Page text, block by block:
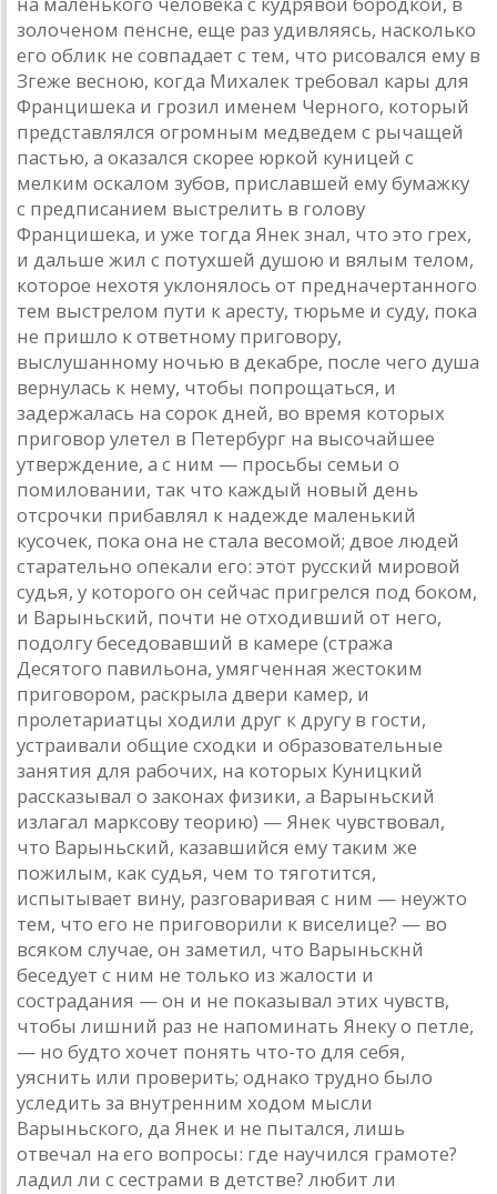
золоченом пенсне, еще раз удивляясь, насколько
его облик не совпадает с тем, что рисовался ему в
Згеже весною, когда Михалек требовал кары для
Францишека и грозил именем Черного, который
представлялся огромным медведем с рычащей
пастью, а оказался скорее юркой куницей с
мелким оскалом зубов, приславшей ему бумажку
с предписанием выстрелить в голову
Францишека, и уже тогда Янек знал, что это грех,
и дальше жил с потухшей душою и вялым телом,
которое нехотя уклонялось от предначертанного
тем выстрелом пути к аресту, тюрьме и суду, пока
не пришло к ответному приговору,
выслушанному ночью в декабре, после чего душа
вернулась к нему, чтобы попрощаться, и
задержалась на сорок дней, во время которых
приговор улетел в Петербург на высочайшее
утверждение, а с ним — просьбы семьи о
помиловании, так что каждый новый день
отсрочки прибавлял к надежде маленький
кусочек, пока она не стала весомой; двое людей
старательно опекали его: этот русский мировой
судья, у которого он сейчас пригрелся под боком,
и Варыньский, почти не отходивший от него,
подолгу беседовавший в камере (стража
Десятого павильона, умягченная жестоким
приговором, раскрыла двери камер, и
пролетариатцы ходили друг к другу в гости,
устраивали общие сходки и образовательные
занятия для рабочих, на которых Куницкий
рассказывал о законах физики, а Варыньский
излагал марксову теорию) — Янек чувствовал,
что Варыньский, казавшийся ему таким же
пожилым, как судья, чем то тяготится,
испытывает вину, разговаривая с ним — неужто
тем, что его не приговорили к виселице? — во
всяком случае, он заметил, что Варыньскнй
беседует с ним не только из жалости и
сострадания — он и не показывал этих чувств,
чтобы лишний раз не напоминать Янеку о петле,
— но будто хочет понять что-то для себя,
уяснить или проверить; однако трудно было
уследить за внутренним ходом мысли
Варыньского, да Янек и не пытался, лишь
отвечал на его вопросы: где научился грамоте?
ладил ли с сестрами в детстве? любит ли